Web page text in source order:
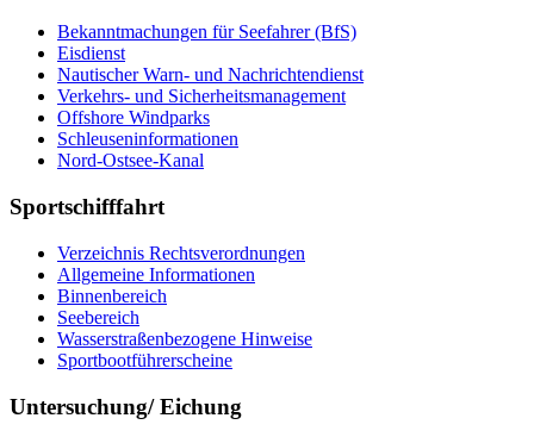
Bekanntmachungen für Seefahrer (BfS)
Eisdienst
Nautischer Warn- und Nachrichtendienst
Verkehrs- und Sicherheitsmanagement
Offshore Windparks
Schleuseninformationen
Nord-Ostsee-Kanal
Sportschifffahrt
Verzeichnis Rechtsverordnungen
Allgemeine Informationen
Binnenbereich
Seebereich
Wasserstraßenbezogene Hinweise
Sportbootführerscheine
Untersuchung/ Eichung